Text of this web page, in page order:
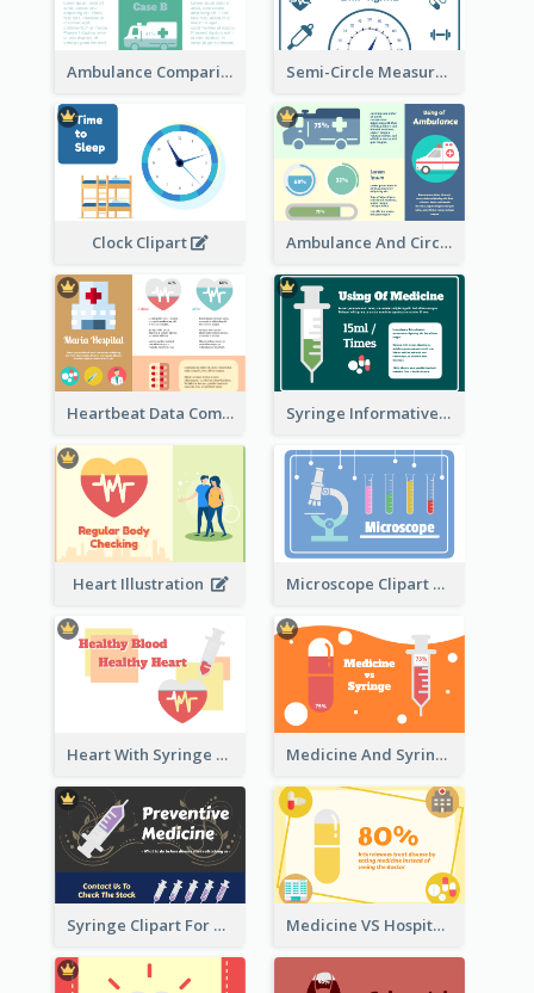
Ambulance Comparison Semi-Circle Measurement Clipart
Clock Clipart Ambulance And Circular Informative Report
Heartbeat Data Comparison Syringe Informative Clipart
Heart Illustration Microscope Clipart With Test Tube
Heart With Syringe Clipart Medicine And Syringe Comparison
Syringe Clipart For Preventive Medicine Medicine VS Hospital Clipart